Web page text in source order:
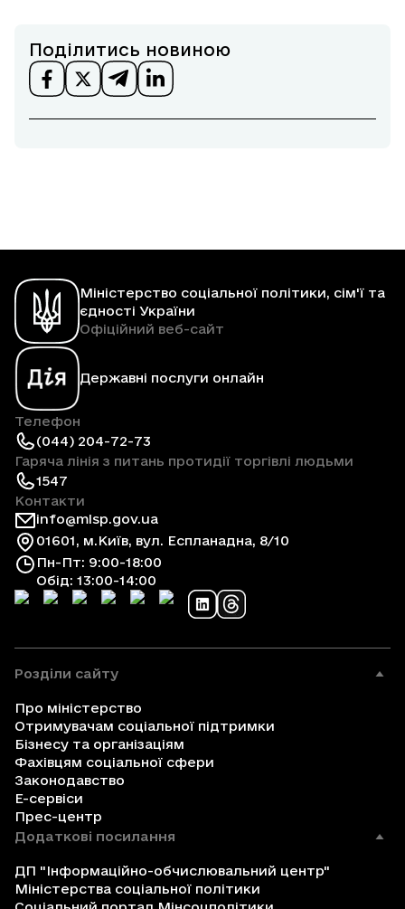
Поділитись новиною
Міністерство соціальної політики, сім'ї та
єдності України
Офіційний веб-сайт
Державні послуги онлайн
Телефон
(044) 204-72-73
Гаряча лінія з питань протидії торгівлі людьми
1547
Контакти
info@mlsp.gov.ua
01601, м.Київ, вул. Еспланадна, 8/10
Пн-Пт: 9:00-18:00
Обід: 13:00-14:00
Розділи сайту
Про міністерство
Отримувачам соціальної підтримки
Бізнесу та організаціям
Фахівцям соціальної сфери
Законодавство
Е-сервіси
Прес-центр
Додаткові посилання
ДП "Інформаційно-обчислювальний центр"
Міністерства соціальної політики